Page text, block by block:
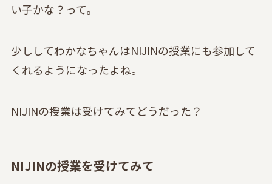
い子かな？って。
少ししてわかなちゃんはNIJINの授業にも参加して
くれるようになったよね。
NIJINの授業は受けてみてどうだった？
NIJINの授業を受けてみて